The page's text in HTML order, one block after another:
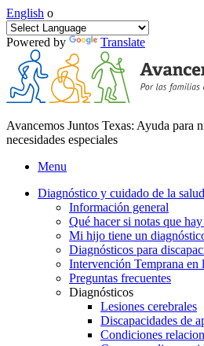
English o
Powered by Translate
Avancemos Juntos Texas: Ayuda para
necesidades especiales
Menu
Diagnóstico y cuidado de la salud
Información general
Qué hacer si notas que
Mi hijo tiene un
Diagnósticos para
Intervención Temprana
Preguntas frecuentes
Diagnósticos
Lesiones cerebrales
Discapacidades de
Condiciones